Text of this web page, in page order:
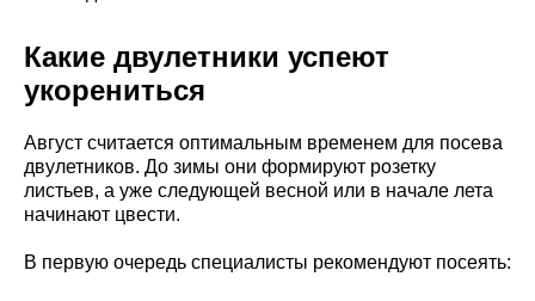
Какие двулетники успеют
укорениться
Август считается оптимальным временем для посева
двулетников. До зимы они формируют розетку
листьев, а уже следующей весной или в начале лета
начинают цвести.
В первую очередь специалисты рекомендуют посеять: